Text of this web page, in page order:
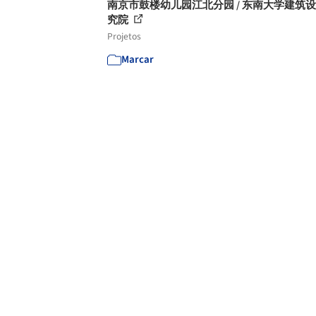
南京市鼓楼幼儿园江北分园 / 东南大学建筑
究院
Projetos
Marcar